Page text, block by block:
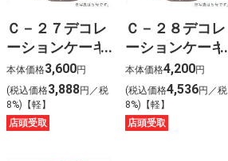
Ｃ－２７デコレ
ーションケーキ
５号
本体価格3,600円
(税込価格3,888円／税
8%)【軽】
店頭受取
Ｃ－２８デコレ
ーションケーキ
６号
本体価格4,200円
(税込価格4,536円／税
8%)【軽】
店頭受取